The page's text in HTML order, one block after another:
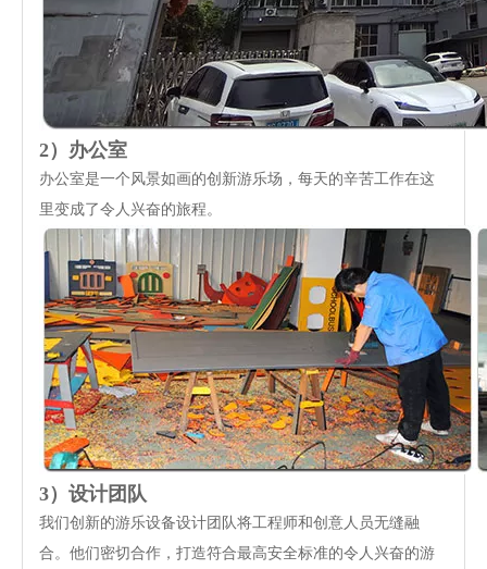
2）办公室
办公室是一个风景如画的创新游乐场，每天的辛苦工作在这
里变成了令人兴奋的旅程。
3）设计团队
我们创新的游乐设备设计团队将工程师和创意人员无缝融
合。他们密切合作，打造符合最高安全标准的令人兴奋的游